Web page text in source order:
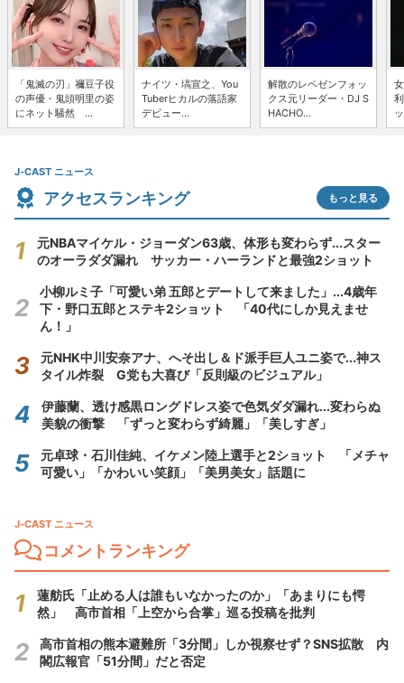
「鬼滅の刃」禰豆子役
の声優・鬼頭明里の姿
にネット騒然 ...
ナイツ・塙宣之、You
Tuberヒカルの落語家
デビュー...
解散のレペゼンフォッ
クス元リーダー・DJ S
HACHO...
J-CAST ニュース
アクセスランキング もっと見る
元NBAマイケル・ジョーダン63歳、体形も変わらず...スター
のオーラダダ漏れ サッカー・ハーランドと最強2ショット
小柳ルミ子「可愛い弟 五郎とデートして来ました」...4歳年
下・野口五郎とステキ2ショット 「40代にしか見えませ
ん！」
元NHK中川安奈アナ、へそ出し＆ド派手巨人ユニ姿で...神ス
タイル炸裂 G党も大喜び「反則級のビジュアル」
伊藤蘭、透け感黒ロングドレス姿で色気ダダ漏れ...変わらぬ
美貌の衝撃 「ずっと変わらず綺麗」「美しすぎ」
元卓球・石川佳純、イケメン陸上選手と2ショット 「メチャ
可愛い」「かわいい笑顔」「美男美女」話題に
J-CAST ニュース
コメントランキング
蓮舫氏「止める人は誰もいなかったのか」「あまりにも愕
然」 高市首相「上空から合掌」巡る投稿を批判
高市首相の熊本避難所「3分間」しか視察せず？SNS拡散 内
閣広報官「51分間」だと否定